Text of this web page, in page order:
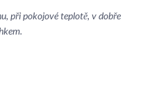
při pokojové teplotě, v dobře